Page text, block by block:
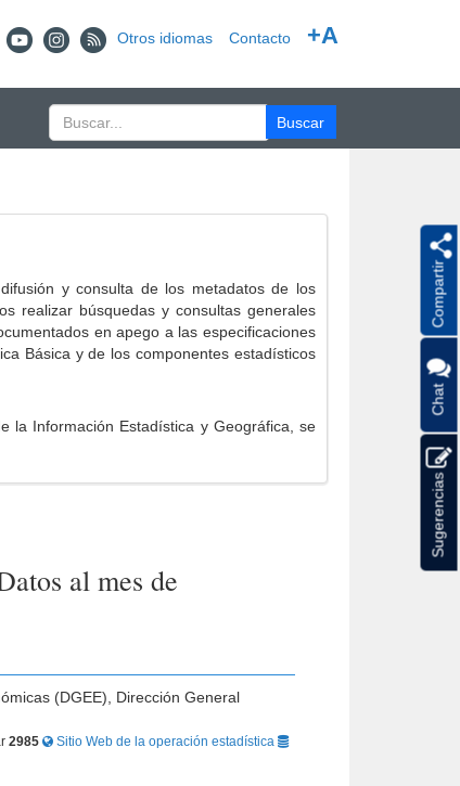
Otros idiomas Contacto +A
y consulta de los metadatos de los
realizar búsquedas y consultas generales
en apego a las especificaciones
Básica y de los componentes estadísticos
la Información Estadística y Geográfica, se
al mes de
(DGEE), Dirección General
2985
Sitio Web de la operación estadística
Compartir
Chat
Sugerencias